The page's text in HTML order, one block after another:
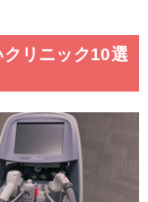
リニック10選